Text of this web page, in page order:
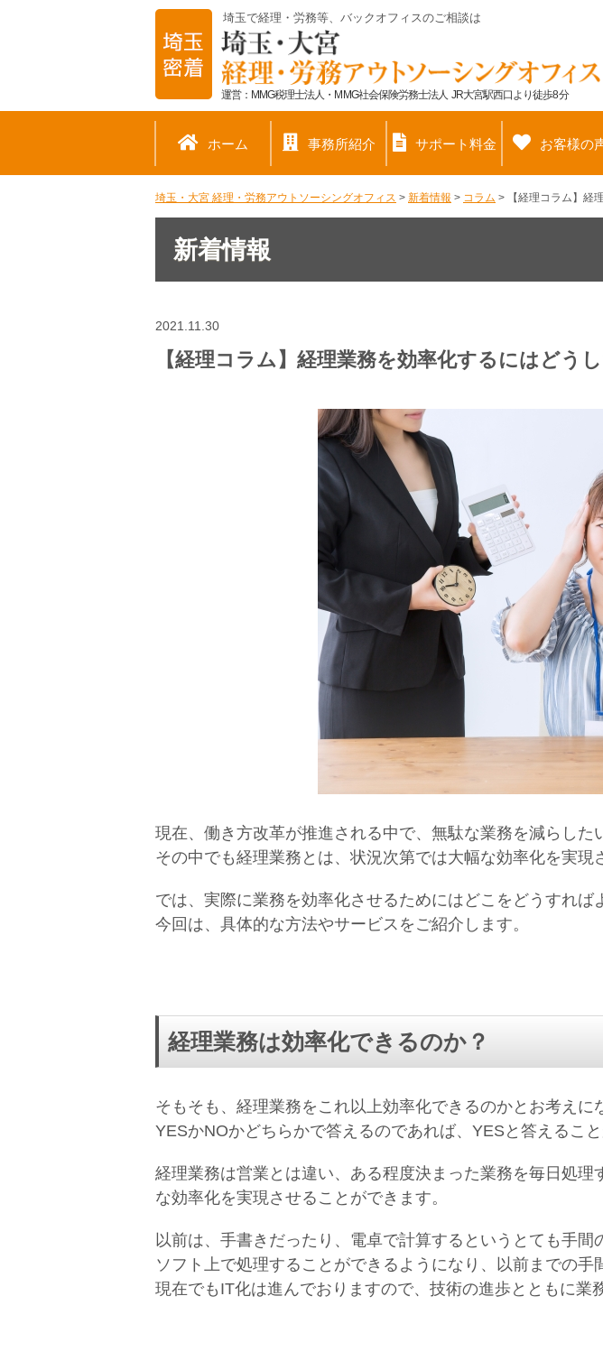
埼玉で経理・労務等、バックオフィスのご相談は
運営：MMG税理士法人・MMG社会保険労務士法人 JR大宮駅西口より徒歩8分
ホーム 事務所紹介 サポート料金 お客様の
埼玉・大宮 経理・労務アウトソーシングオフィス > 新着情報 > コラム > 【経理コラム】経
新着情報
2021.11.30
【経理コラム】経理業務を効率化するにはどう
現在、働き方改革が推進される中で、無駄な業務を減らした
その中でも経理業務とは、状況次第では大幅な効率化を実現
では、実際に業務を効率化させるためにはどこをどうすれば
今回は、具体的な方法やサービスをご紹介します。
経理業務は効率化できるのか？
そもそも、経理業務をこれ以上効率化できるのかとお考えに
YESかNOかどちらかで答えるのであれば、YESと答えること
経理業務は営業とは違い、ある程度決まった業務を毎日処
な効率化を実現させることができます。
以前は、手書きだったり、電卓で計算するというとても手
ソフト上で処理することができるようになり、以前までの手
現在でもIT化は進んでおりますので、技術の進歩とともに業